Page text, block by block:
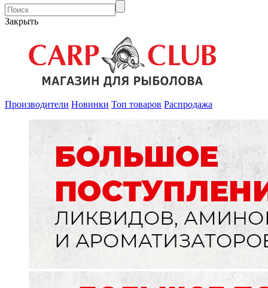
Закрыть
Производители Новинки Топ товаров Распродажа